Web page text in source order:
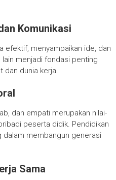
Komunikasi
efektif, menyampaikan ide, dan
menjadi fondasi penting
dan dunia kerja.
dan empati merupakan nilai-
peserta didik. Pendidikan
dalam membangun generasi
Sama